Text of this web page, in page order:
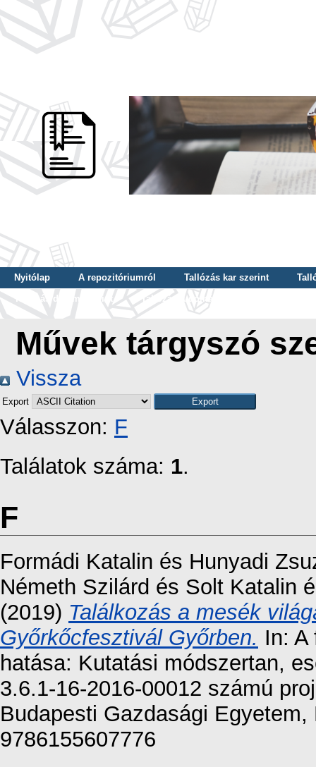
Nyitólap A repozitóriumról Tallózás kar szerint
Tallózás dátum szerint
Tallózás tudományterület szerint
Művek tárgyszó
Vissza
Export
Válasszon: F
Találatok száma: 1.
F
Formádi Katalin és Hunyadi
Németh Szilárd és Solt Katalin
(2019) Találkozás a mesék
Győrkőcfesztivál Győrben. In:
hatása: Kutatási módszertan,
3.6.1-16-2016-00012 számú
Budapesti Gazdasági
9786155607776